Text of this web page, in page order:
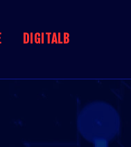
DIGITALB